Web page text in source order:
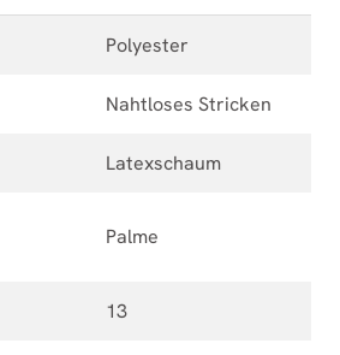
Polyester
Nahtloses Stricken
Latexschaum
Palme
13